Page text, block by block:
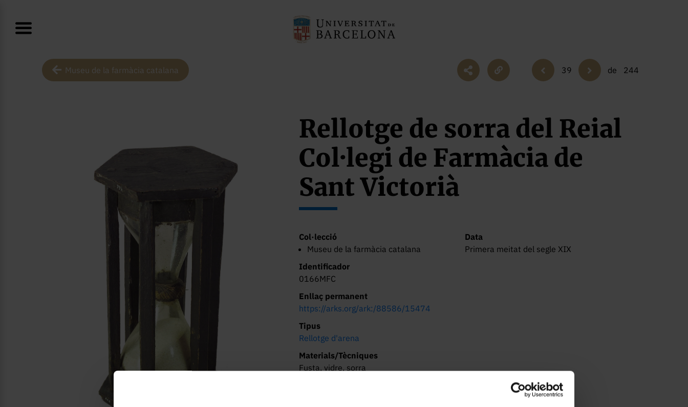
Museu de la farmàcia catalana 39 de 244
Rellotge de sorra del Reial
Col·legi de Farmàcia de
Sant Victorià
Col·lecció
Museu de la farmàcia catalana
Identificador
0166MFC
Enllaç permanent
https://arks.org/ark:/88586/15474
Tipus
Rellotge d'arena
Materials/Tècniques
Fusta, vidre, sorra
Data
Primera meitat del segle XIX